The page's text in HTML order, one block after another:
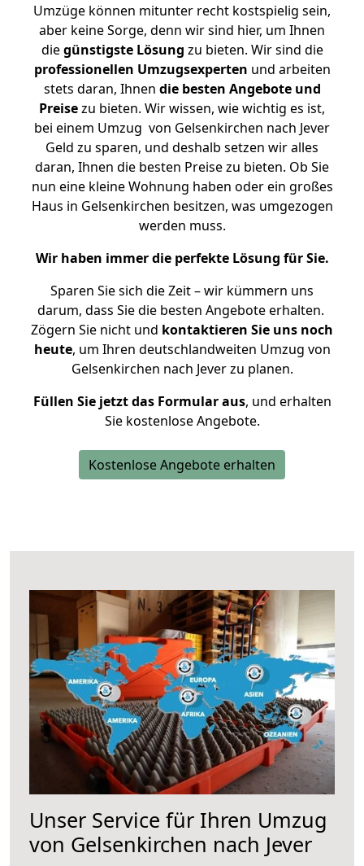
Umzüge können mitunter recht kostspielig sein,
aber keine Sorge, denn wir sind hier, um Ihnen
diegünstigste Lösung zu bieten. Wir sind die
professionellen Umzugsexperten und arbeiten
stets daran, Ihnen die besten Angebote und
Preisezu bieten. Wir wissen, wie wichtig es ist,
bei einem Umzug von Gelsenkirchen nach Jever
Geld zu sparen, und deshalb setzen wir alles
daran, Ihnen die besten Preise zu bieten. Ob Sie
nun eine kleine Wohnung haben oder ein großes
Haus in Gelsenkirchen besitzen, was umgezogen
werden muss.
Wir haben immer die perfekte Lösung für Sie.
Sparen Sie sich die Zeit – wir kümmern uns
darum, dass Sie die besten Angebote erhalten.
Zögern Sie nicht und kontaktieren Sie uns noch
heute, um Ihren deutschlandweiten Umzug von
Gelsenkirchen nach Jever zu planen.
Füllen Sie jetzt das Formular aus, und erhalten
Sie kostenlose Angebote.
Kostenlose Angebote erhalten
Unser Service für Ihren Umzug
von Gelsenkirchen nach Jever